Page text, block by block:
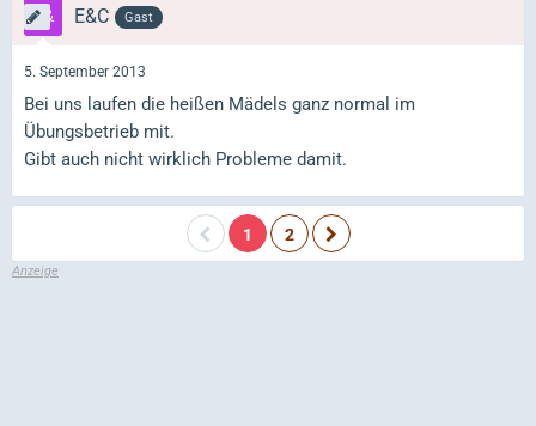
E&C Gast
5. September 2013
Bei uns laufen die heißen Mädels ganz normal im
Übungsbetrieb mit.
Gibt auch nicht wirklich Probleme damit.
1 2